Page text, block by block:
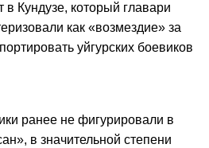
в Кундузе, который главари
как «возмездие» за
уйгурских боевиков
ранее не фигурировали в
в значительной степени